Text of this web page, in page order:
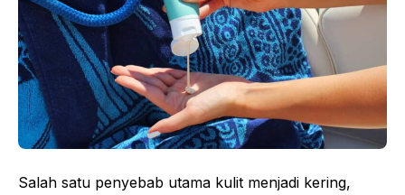
Salah satu penyebab utama kulit menjadi kering,